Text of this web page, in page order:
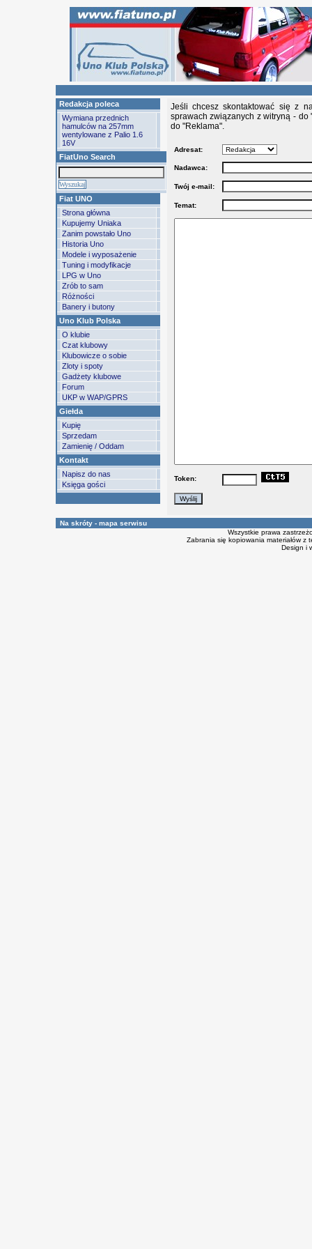
Redakcja poleca
Wymiana przednich
hamulców na 257mm
wentylowane z Palio 1.6
16V
FiatUno Search
Fiat UNO
Strona główna
Kupujemy Uniaka
Zanim powstało Uno
Historia Uno
Modele i wyposażenie
Tuning i modyfikacje
LPG w Uno
Zrób to sam
Różności
Banery i butony
Uno Klub Polska
O klubie
Czat klubowy
Klubowicze o sobie
Zloty i spoty
Gadżety klubowe
Forum
UKP w WAP/GPRS
Giełda
Kupię
Sprzedam
Zamienię / Oddam
Kontakt
Napisz do nas
Księga gości
Jeśli chcesz skontaktować się z
sprawach związanych z witryną - do
do "Reklama".
Adresat:
Nadawca:
Twój e-mail:
Temat:
Token:
Na skróty - mapa serwisu
Wszystkie prawa
Zabrania się kopiowania materiałów
Design i